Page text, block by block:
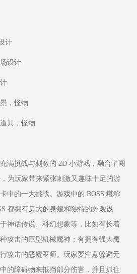
计
设计
，怪物
具，怪物
满挑战与刺激的 2D 小游戏，融合了闯
为玩家带来紧张刺激又趣味十足的游
中的一大挑战。游戏中的 BOSS 堪称
都拥有庞大的身躯和独特的外观设
神话传说、科幻想象等，比如有长着
攻击的巨型机械魔神；有拥有强大魔
攻击的恶魔巫师。玩家要注意躲避元
的障碍物来抵挡部分伤害，并且抓住